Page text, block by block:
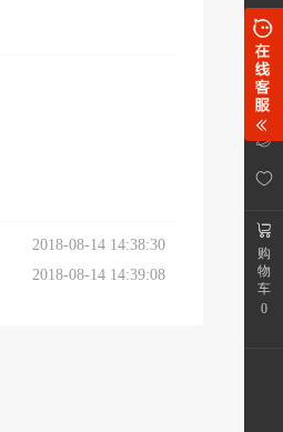
2018-08-14 14:38:30
2018-08-14 14:39:08
购
物
车
0